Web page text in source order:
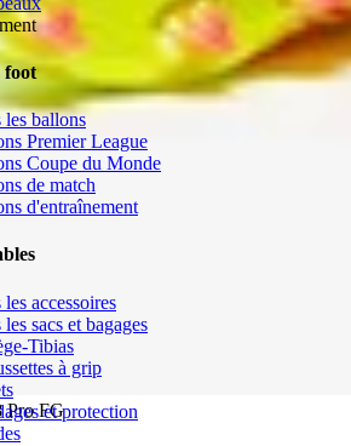
foot
les ballons
Premier League
Coupe du Monde
de match
d'entraînement
les accessoires
les sacs et bagages
Tibias
à grip
et protection
Pro FG